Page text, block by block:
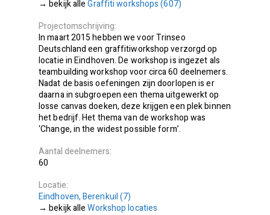
Graffiti workshops (607)
Projectomschrijving
In maart 2015 hebben we voor Trinseo
Deutschland een graffitiworkshop verzorgd op
locatie in Eindhoven. De workshop is ingezet als
teambuilding workshop voor circa 60 deelnemers.
Nadat de basis oefeningen zijn doorlopen is er
daarna in subgroepen een thema uitgewerkt op
losse canvas doeken, deze krijgen een plek binnen
het bedrijf. Het thema van de workshop was
‘Change, in the widest possible form’.
Aantal deelnemers
60
Locatie
Eindhoven, Berenkuil (7)
bekijk alleWorkshop locaties